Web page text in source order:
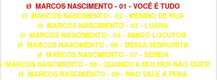
Ø MARCOS NASCIMENTO - 01 - VOCÊ É TUDO
Ø MARCOS NASCIMENTO - 02 - MENINO DE RUA
Ø MARCOS NASCIMENTO - 03 - LUANA
Ø MARCOS NASCIMENTO - 04 - AMIGO LOCUTOR
Ø MARCOS NASCIMENTO - 06 - MEIGA SENHORITA
Ø MARCOS NASCIMENTO - 07 - SEREIA
MARCOS NASCIMENTO - 08 - QUANDO A MULHER NÃO QUER
Ø MARCOS NASCIMENTO - 09 - NÃO VALE A PENA